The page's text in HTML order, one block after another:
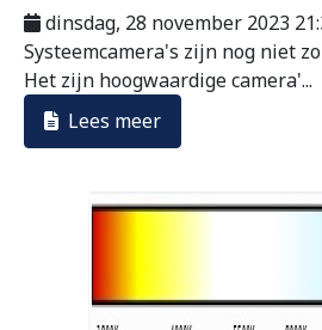
dinsdag, 28 november 2023
Systeemcamera's zijn nog niet
Het zijn hoogwaardige camera'...
Lees meer